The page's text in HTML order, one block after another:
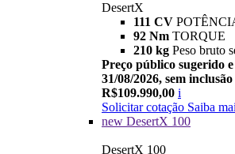
DesertX
111 CV
92 Nm TORQUE
210 kg Peso bruto
Preço público sugerido
31/08/2026, sem
R$109.990,00 i
Solicitar cotação Saiba
new DesertX 100
DesertX 100